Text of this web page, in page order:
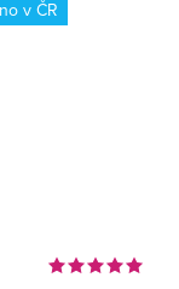
v ČR